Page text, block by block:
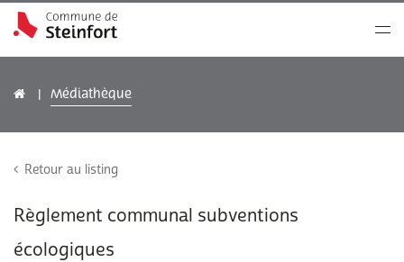
Médiathèque
Retour au listing
Règlement communal subventions
écologiques